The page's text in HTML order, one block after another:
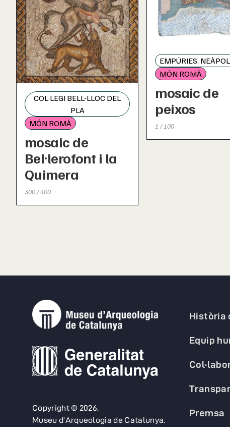
COL·LEGI BELL-LLOC DEL
PLA
MÓN ROMÀ
mosaic de
Bel·lerofont i la
Quimera
300 / 400
EMPÚRIES.
MÓN ROMÀ
mosaic de
peixos
1 / 100
Copyright © 2026.
Museu d'Arqueologia de Catalunya.
Història
Equip
Premsa